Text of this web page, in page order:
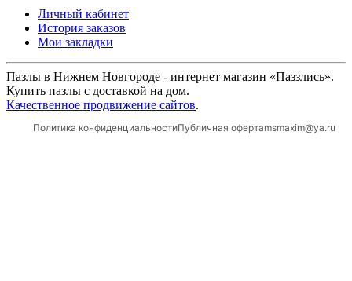
Личный кабинет
История заказов
Мои закладки
Пазлы в Нижнем Новгороде - интернет магазин «Паззлись».
Купить пазлы с доставкой на дом.
Качественное продвижение сайтов.
Политика конфиденциальностиПубличная офертаmsmaxim@ya.ru